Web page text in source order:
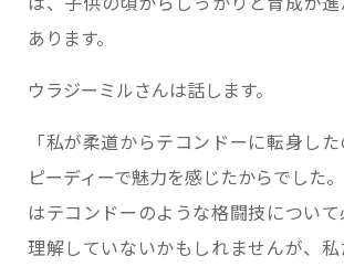
あります。
ウラジーミルさんは話します。
「私が柔道からテコンドーに転身し
ピーディーで魅力を感じたからでした
はテコンドーのような格闘技につい
理解していないかもしれませんが、